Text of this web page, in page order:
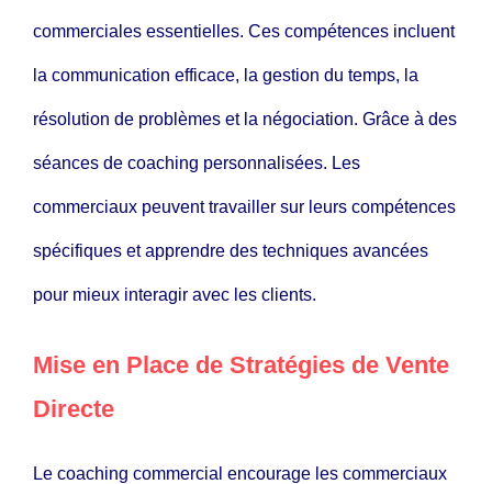
commerciales essentielles. Ces compétences incluent
la communication efficace, la gestion du temps, la
résolution de problèmes et la négociation. Grâce à des
séances de coaching personnalisées. Les
commerciaux peuvent travailler sur leurs compétences
spécifiques et apprendre des techniques avancées
pour mieux interagir avec les clients.
Mise en Place de Stratégies de Vente
Directe
Le coaching commercial encourage les commerciaux